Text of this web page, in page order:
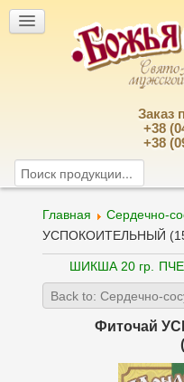
Заказ
+38
+38
Главная Сердечно-
УСПОКОИТЕЛЬНЫЙ
ШИКША 20 гр.
Back to: Сердечно-
Фиточай